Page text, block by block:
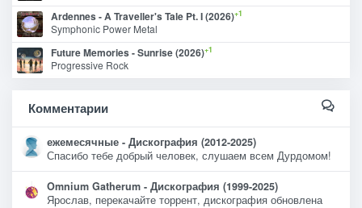
Ardennes - A Traveller's Tale Pt. I (2026)+1
Symphonic Power Metal
Future Memories - Sunrise (2026)+1
Progressive Rock
Комментарии
ежемесячные - Дискография (2012-2025)
Спасибо тебе добрый человек, слушаем всем Дурдомом!
Omnium Gatherum - Дискография (1999-2025)
Ярослав, перекачайте торрент, дискография обновлена